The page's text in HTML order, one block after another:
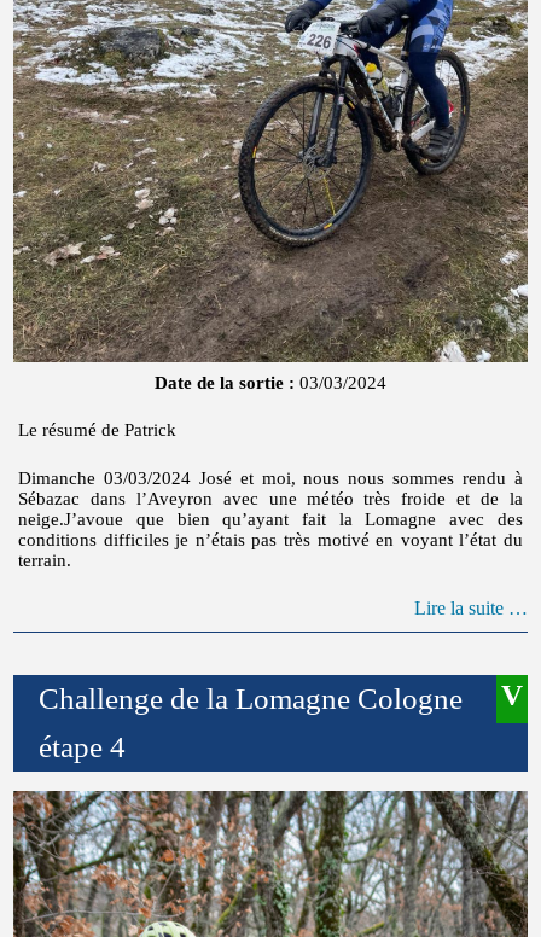
Date de la sortie : 03/03/2024
Le résumé de Patrick
Dimanche 03/03/2024 José et moi, nous nous sommes rendu à
Sébazac dans l’Aveyron avec une météo très froide et de la
neige.J’avoue que bien qu’ayant fait la Lomagne avec des
conditions difficiles je n’étais pas très motivé en voyant l’état du
terrain.
Lire la suite …
Challenge de la Lomagne Cologne
étape 4